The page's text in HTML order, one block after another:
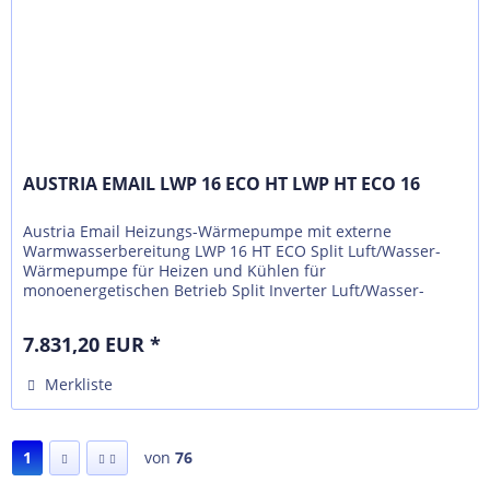
AUSTRIA EMAIL LWP 16 ECO HT LWP HT ECO 16
Austria Email Heizungs-Wärmepumpe mit externe
Warmwasserbereitung LWP 16 HT ECO Split Luft/Wasser-
Wärmepumpe für Heizen und Kühlen für
monoenergetischen Betrieb Split Inverter Luft/Wasser-
7.831,20 EUR *
Merkliste
1 von 76